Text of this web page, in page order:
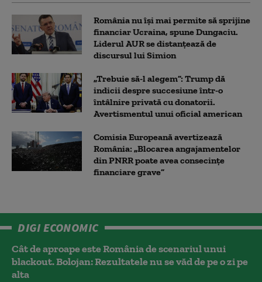
România nu își mai permite să sprijine
financiar Ucraina, spune Dungaciu.
Liderul AUR se distanțează de
discursul lui Simion
„Trebuie să-l alegem”: Trump dă
indicii despre succesiune într-o
întâlnire privată cu donatorii.
Avertismentul unui oficial american
Comisia Europeană avertizează
România: „Blocarea angajamentelor
din PNRR poate avea consecințe
financiare grave”
DIGI ECONOMIC
Cât de aproape este România de scenariul unui
blackout. Bolojan: Rezultatele nu se văd de pe o zi pe
alta